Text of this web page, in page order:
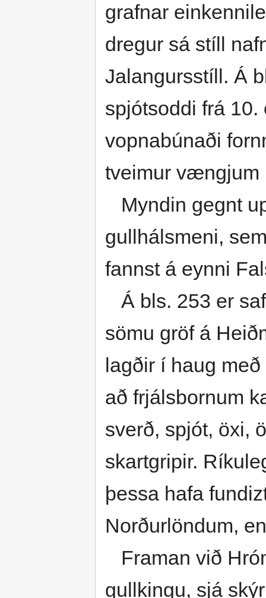
grafnar
dregur sá stíll
Jalangursstíll. Á
spjótsoddi frá
vopnabúnaði
tveim­ur vængjum
Myndin gegnt
gullhálsmeni,
fannst á eynni
Á bls. 253 er
sömu gröf á
lagðir í haug
að frjálsbornum
sverð, spjót, öxi,
skartgripir.
þessa hafa
Norðurlöndum,
Framan við
gullkingu, sjá